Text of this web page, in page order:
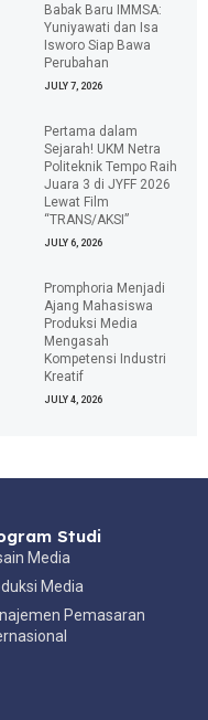
Babak Baru IMMSA:
Yuniyawati dan Isa
Isworo Siap Bawa
Perubahan
JULY 7, 2026
Pertama dalam
Sejarah! UKM Netra
Politeknik Tempo Raih
Juara 3 di JYFF 2026
Lewat Film
“TRANS/AKSI”
JULY 6, 2026
Promphoria Menjadi
Ajang Mahasiswa
Produksi Media
Mengasah
Kompetensi Industri
Kreatif
JULY 4, 2026
Studi
Media
Media
Pemasaran